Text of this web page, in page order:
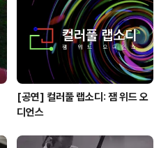
[공연] 컬러풀 랩소디: 잼 위드 오
디언스